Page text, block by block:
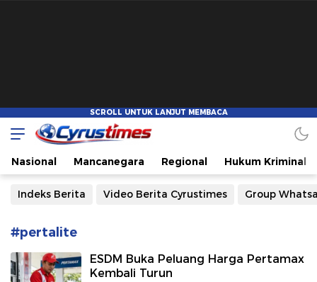
Cyrustimes.com
Cepat Tajam dan Akurat
Nasional Mancanegara Regional Hukum Kriminal
Indeks Berita Video Berita Cyrustimes Group
#pertalite
ESDM Buka Peluang Harga Pertamax
Kembali Turun